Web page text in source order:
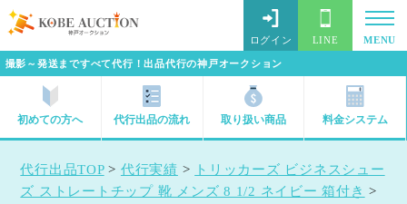
撮影～発送まですべて代行！出品代行の神戸オークション
ログイン LINE MENU
初めての方へ 代行出品の流れ 取り扱い商品 料金システム
代行出品TOP> 代行実績 >
トリッカーズ ビジネスシュー
ズ ストレートチップ 靴 メンズ 8 1/2 ネイビー 箱付き >